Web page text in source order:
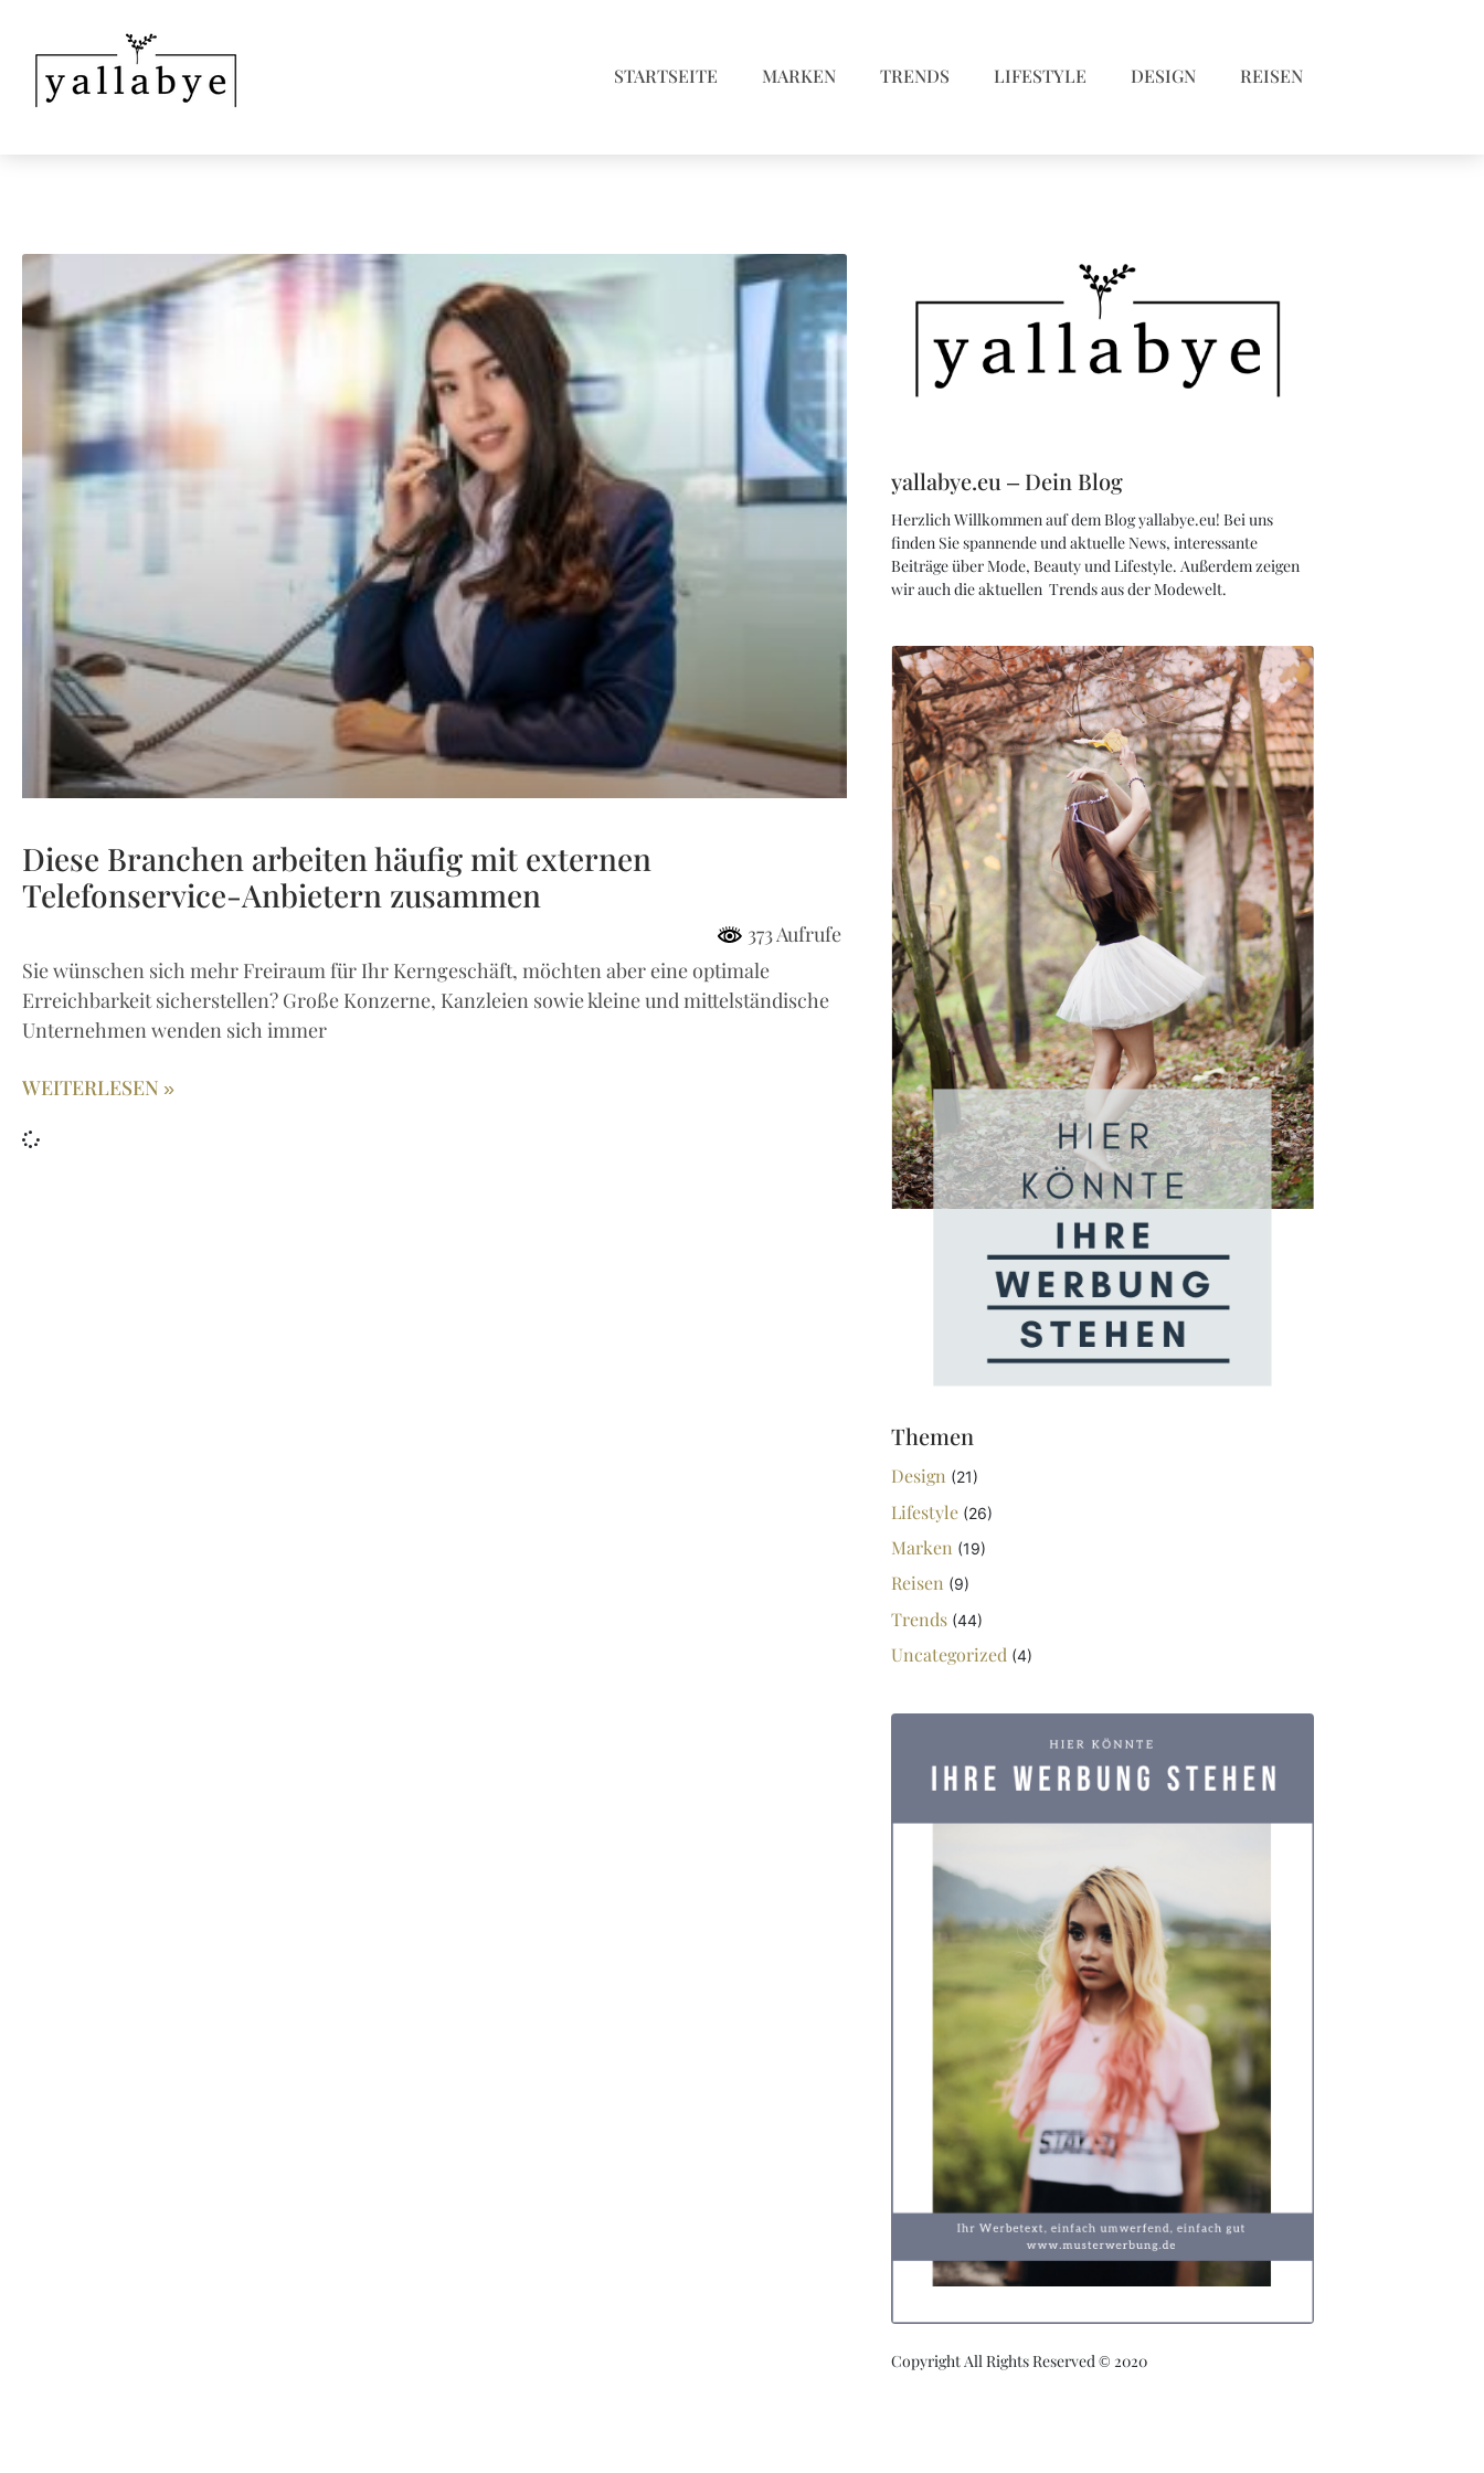
STARTSEITE MARKEN TRENDS LIFESTYLE DESIGN REISEN
Diese Branchen arbeiten häufig mit externen
Telefonservice-Anbietern zusammen
373 Aufrufe
Sie wünschen sich mehr Freiraum für Ihr Kerngeschäft, möchten aber eine optimale
Erreichbarkeit sicherstellen? Große Konzerne, Kanzleien sowie kleine und mittelständische
Unternehmen wenden sich immer
WEITERLESEN »
yallabye.eu – Dein Blog
Herzlich Willkommen auf dem Blog yallabye.eu! Bei uns
finden Sie spannende und aktuelle News, interessante
Beiträge über Mode, Beauty und Lifestyle. Außerdem zeigen
wir auch die aktuellen Trends aus der Modewelt.
Themen
Design (21)
Lifestyle(26)
Marken (19)
Reisen (9)
Trends(44)
Uncategorized (4)
Copyright All Rights Reserved © 2020